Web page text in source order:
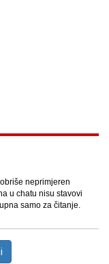
neprimjeren
u chatu nisu stavovi
samo za čitanje.